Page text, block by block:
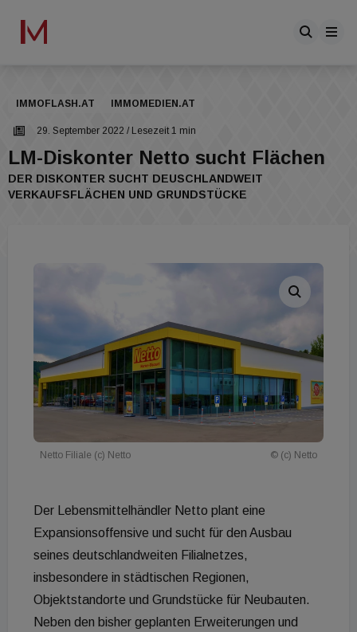
IMMOFLASH.AT IMMOMEDIEN.AT
29. September 2022 / Lesezeit 1 min
LM-Diskonter Netto sucht Flächen
DER DISKONTER SUCHT DEUSCHLANDWEIT
VERKAUFSFLÄCHEN UND GRUNDSTÜCKE
Netto Filiale (c) Netto © (c) Netto
Der Lebensmittelhändler Netto plant eine
Expansionsoffensive und sucht für den Ausbau
seines deutschlandweiten Filialnetzes,
insbesondere in städtischen Regionen,
Objektstandorte und Grundstücke für Neubauten.
Neben den bisher geplanten Erweiterungen und